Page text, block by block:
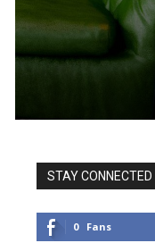
STAY CONNECTED
0 Fans